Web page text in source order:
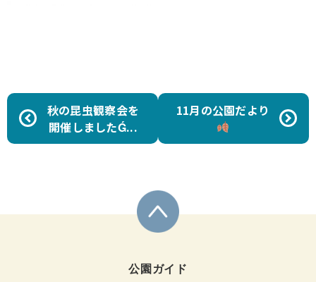
秋の昆虫観察会を
開催しましたǴ...
11月の公園だより
公園ガイド